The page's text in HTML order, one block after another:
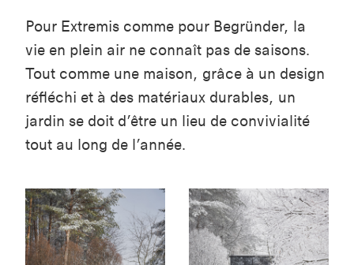
Pour Extremis comme pour Begründer, la
vie en plein air ne connaît pas de saisons.
Tout comme une maison, grâce à un design
réfléchi et à des matériaux durables, un
jardin se doit d’être un lieu de convivialité
tout au long de l’année.